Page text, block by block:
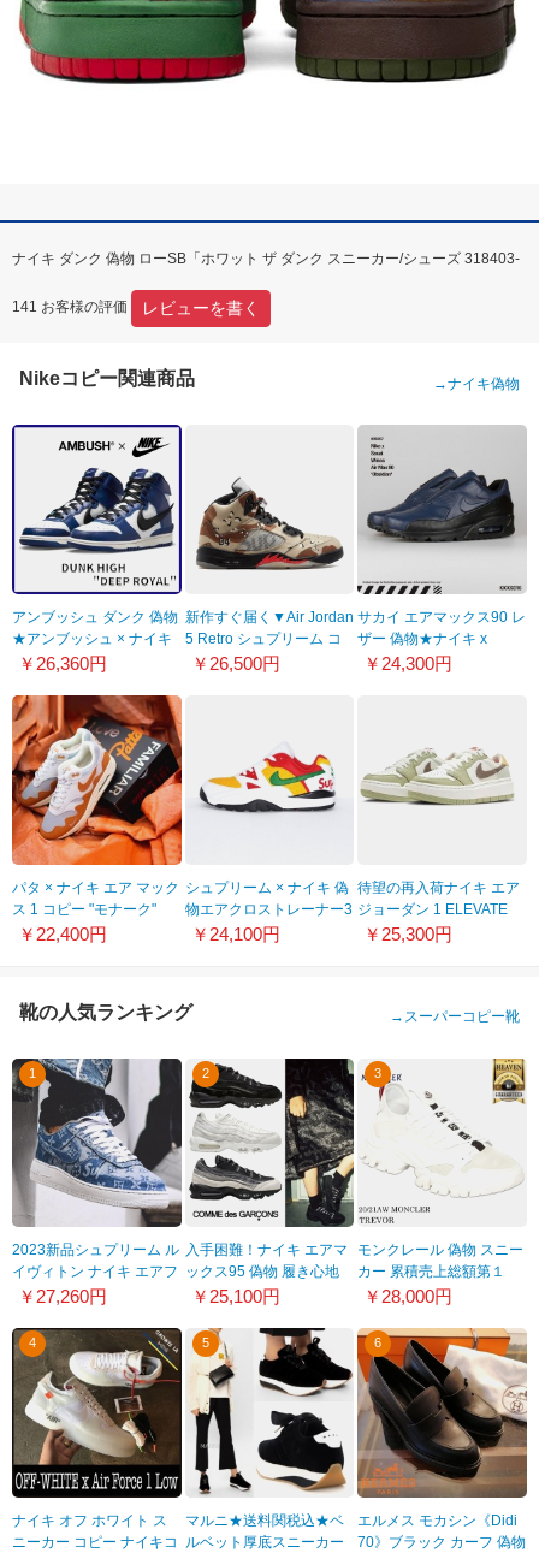
ナイキ ダンク 偽物 ローSB「ホワット ザ ダンク スニーカー/シューズ 318403-
141 お客様の評価 レビューを書く
Nikeコピー関連商品 →ナイキ偽物
アンブッシュ ダンク 偽物
★アンブッシュ × ナイキ
スーパーコピー★ダンク
CU7544-400
￥26,360円
新作すぐ届く▼Air Jordan
5 Retro シュプリーム コ
ピー スニーカー275081
￥26,500円
サカイ ​エアマックス90 レ
ザー 偽物★ナイキ x
Sacai Wmns Air Max 90
￥24,300円
パタ × ナイキ エア マック
ス 1 コピー "モナーク"
DH1348-001
￥22,400円
シュプリーム × ナイキ 偽
物エアクロストレーナー3
ロー "ホワイト" CJ5291-
￥24,100円
待望の再入荷ナイキ エア
ジョーダン 1 ELEVATE
LOW Year Of The Rabbit
￥25,300円
靴の人気ランキング → スーパーコピー靴
1
2023新品シュプリーム ル
イヴィトン ナイキ エアフ
ォース1 偽物靴 Air Force
21070631
￥27,260円
2
入手困難！ナイキ エアマ
ックス95 偽物 履き心地
Comme des Garcons x
￥25,100円
3
モンクレール 偽物 スニー
カー 累積売上総額第１
位！【★20/21秋冬】
￥28,000円
4
ナイキ オフ ホワイト ス
ニーカー コピー ナイキコ
5
マルニ★送料関税込★ベ
ルベット厚底スニーカー
6
エルメス モカシン《Didi
70》ブラック カーフ 偽物